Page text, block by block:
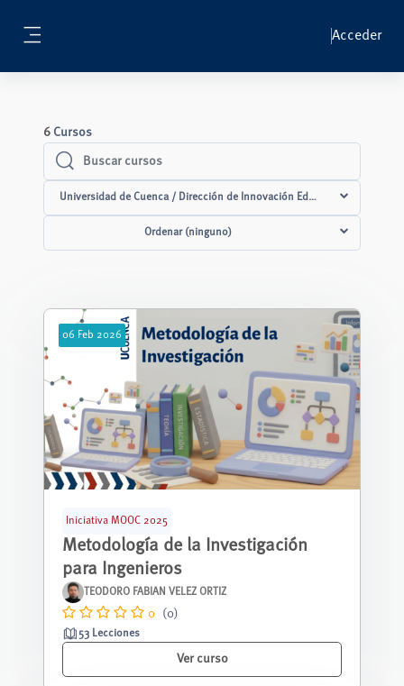
Acceder
6 Cursos
Buscar cursos
Buscar cursos
Universidad de Cuenca / Dirección de Innovación Educativa / Iniciativa
Ordenar (ninguno)
06 Feb 2026
Iniciativa MOOC 2025
Metodología de la Investigación
para Ingenieros
TEODORO FABIAN VELEZ ORTIZ
0 (0)
53 Lecciones
Ver curso